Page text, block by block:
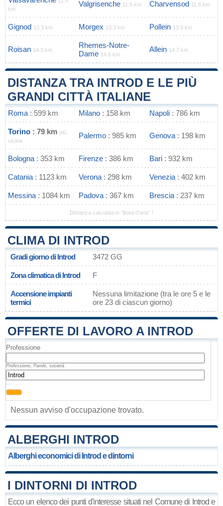
km
Valgrisenche 11.5 km Charvensod 11.6 km
Gignod 13.3 km Morgex 13.3 km Pollein 13.9 km
Roisan 14.3 km
Rhemes-Notre-
Dame 14.6 km
Allein 14.7 km
DISTANZA TRA INTROD E LE PIÙ
GRANDI CITTÀ ITALIANE
Roma : 599 km Milano : 158 km Napoli : 786 km
Torino : 79 km più
vicina
Palermo : 985 km Genova : 198 km
Bologna : 353 km Firenze : 386 km Bari : 932 km
Catania : 1123 km Verona : 298 km Venezia : 402 km
Messina : 1084 km Padova : 367 km Brescia : 237 km
Distanza calcolata in "linea d'aria" !
CLIMA DI INTROD
Gradi giorno di Introd 3472 GG
Zona climatica di Introd F
Accensione impianti
termici
Nessuna limitazione (tra le ore 5 e le
ore 23 di ciascun giorno)
OFFERTE DI LAVORO A INTROD
Professione
Professione, Parole, società
, ,
Nessun avviso d'occupazione trovato.
ALBERGHI INTROD
Alberghi economici di Introd e dintorni
I DINTORNI DI INTROD
Ecco un elenco dei punti d'interesse situati nel Comune di Introd e